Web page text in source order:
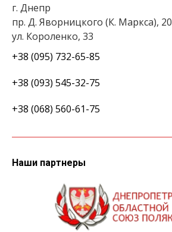
г. Днепр
пр. Д. Яворницкого (К. Маркса), 20
ул. Короленко, 33
+38 (095) 732-65-85
+38 (093) 545-32-75
+38 (068) 560-61-75
Наши партнеры